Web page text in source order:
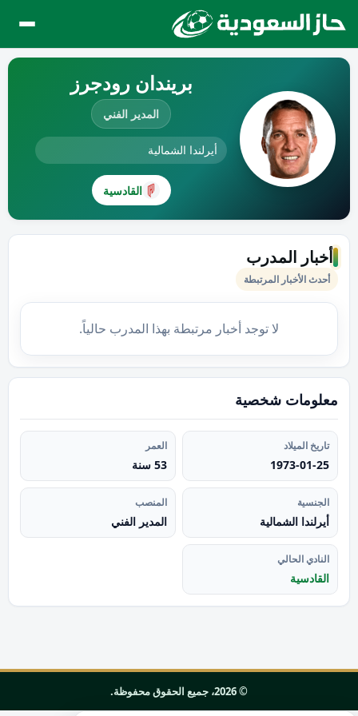
بريندان رودجرز
المدير الفني
أيرلندا الشمالية
القادسية
أخبار المدرب
أحدث الأخبار المرتبطة
لا توجد أخبار مرتبطة بهذا المدرب حالياً.
معلومات شخصية
تاريخ الميلاد
1973-01-25
العمر
53 سنة
الجنسية
أيرلندا الشمالية
المنصب
المدير الفني
النادي الحالي
القادسية
© 2026، جميع الحقوق محفوظة.